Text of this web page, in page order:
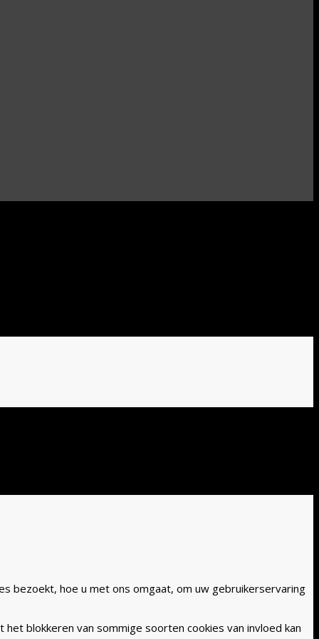
bezoekt, hoe u met ons omgaat, om uw gebruikerservaring
blokkeren van sommige soorten cookies van invloed kan